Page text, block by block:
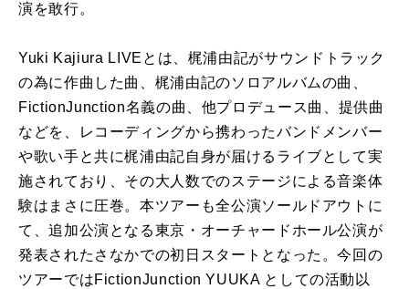
演を敢行。
Yuki Kajiura LIVEとは、梶浦由記がサウンドトラック
の為に作曲した曲、梶浦由記のソロアルバムの曲、
FictionJunction名義の曲、他プロデュース曲、提供曲
などを、レコーディングから携わったバンドメンバー
や歌い手と共に梶浦由記自身が届けるライブとして実
施されており、その大人数でのステージによる音楽体
験はまさに圧巻。本ツアーも全公演ソールドアウトに
て、追加公演となる東京・オーチャードホール公演が
発表されたさなかでの初日スタートとなった。今回の
ツアーではFictionJunction YUUKA としての活動以